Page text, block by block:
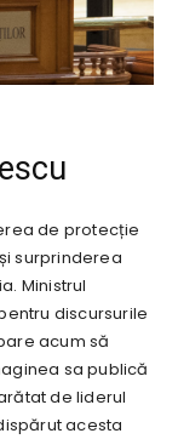
de protecție
surprinderea
Ministrul
discursurile
acum să
sa publică
de liderul
acesta